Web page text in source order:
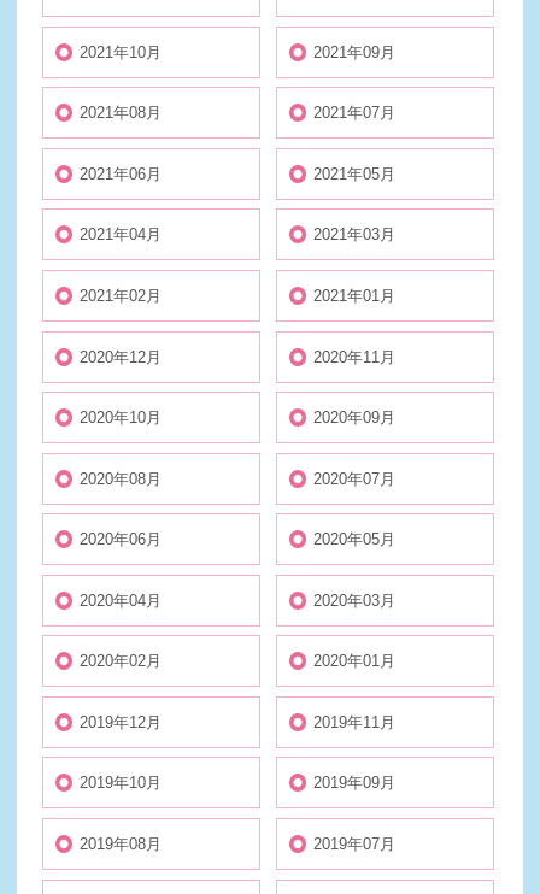
2021年10月 2021年09月
2021年08月 2021年07月
2021年06月 2021年05月
2021年04月 2021年03月
2021年02月 2021年01月
2020年12月 2020年11月
2020年10月 2020年09月
2020年08月 2020年07月
2020年06月 2020年05月
2020年04月 2020年03月
2020年02月 2020年01月
2019年12月 2019年11月
2019年10月 2019年09月
2019年08月 2019年07月